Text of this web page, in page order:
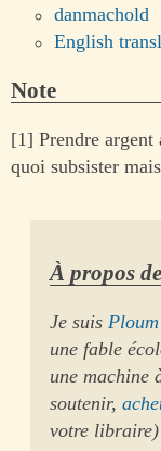
danmachold
English
Note
[1] Prendre argent
quoi subsister
À propos
Je suisPloum
une fable
une machine
soutenir,
votre